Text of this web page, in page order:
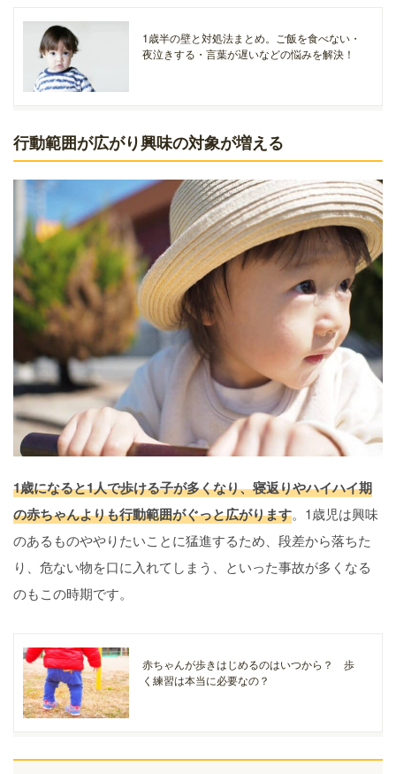
1歳半の壁と対処法まとめ。ご飯を食べない・
夜泣きする・言葉が遅いなどの悩みを解決！
行動範囲が広がり興味の対象が増える
1歳になると1人で歩ける子が多くなり、寝返りやハイハイ期
の赤ちゃんよりも行動範囲がぐっと広がります。1歳児は興味
のあるものややりたいことに猛進するため、段差から落ちた
り、危ない物を口に入れてしまう、といった事故が多くなる
のもこの時期です。
赤ちゃんが歩きはじめるのはいつから？ 歩
く練習は本当に必要なの？